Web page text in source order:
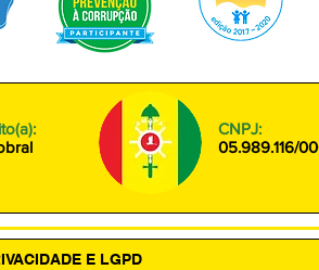
CNPJ:
05.989.116/
E LGPD